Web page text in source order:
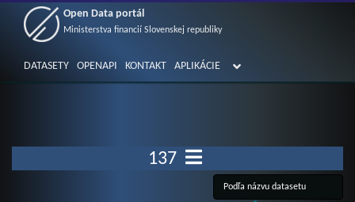
Open Data portál
Ministerstva financií Slovenskej republiky
DATASETY OPENAPI KONTAKT APLIKÁCIE
137